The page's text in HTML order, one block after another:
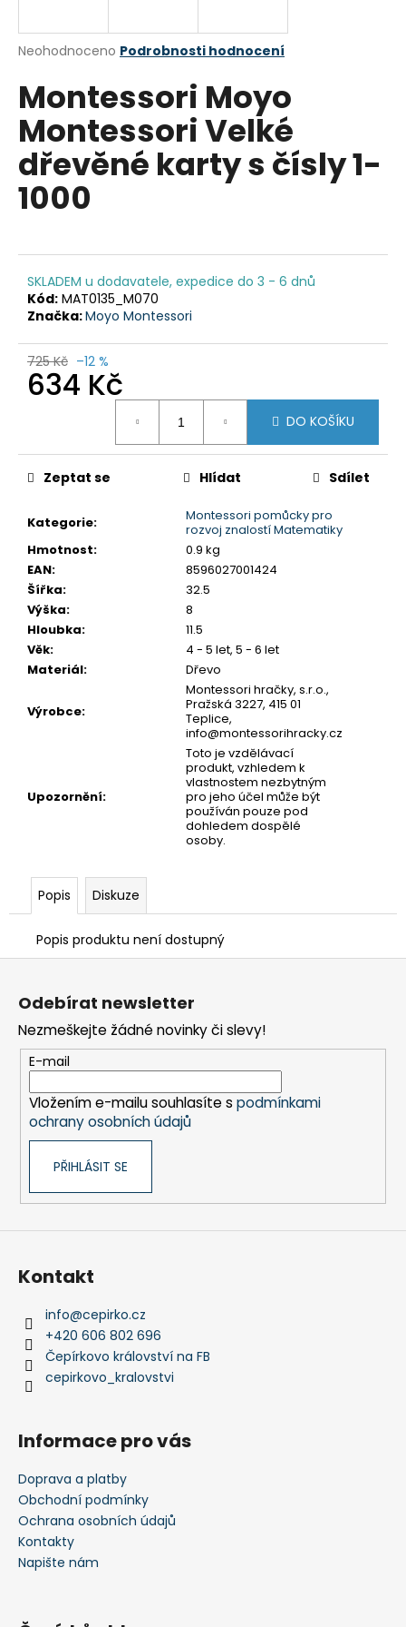
Průměrné
produktu
je
0,0
5
hvězdiček.
Neohodnoceno Podrobnosti hodnocení
Montessori Moyo
Montessori Velké
dřevěné karty s čísly 1-
1000
SKLADEM u dodavatele, expedice do 3 - 6 dnů
Kód: MAT0135_M070
Značka:Moyo Montessori
725 Kč –12 %
634 Kč
DO KOŠÍKU
Kategorie:
Montessori pomůcky pro
rozvoj znalostí Matematiky
Hmotnost:
0.9 kg
EAN:
8596027001424
Šířka:
32.5
Výška:
8
Hloubka:
11.5
Věk:
4 - 5 let, 5 - 6 let
Materiál: Dřevo
Výrobce:
Montessori hračky, s.r.o.,
Pražská 3227, 415 01
Teplice,
info@montessorihracky.cz
Upozornění:
Toto je vzdělávací
produkt, vzhledem k
vlastnostem nezbytným
pro jeho účel může být
používán pouze pod
dohledem dospělé
osoby.
Zeptat se Hlídat Sdílet
Popis Diskuze
Popis produktu není dostupný
j
t
?
D
o
o
u
j
e
m
MONTESSORI
DRŽÁK
NA
TŘI
TUŽKY
72
Kč
Z
Odebírat newsletter
Nezmeškejte žádné novinky či slevy!
E-mail
Vložením e-mailu souhlasíte s podmínkami
ochrany osobních údajů
PŘIHLÁSIT SE
Kontakt
info@cepirko.cz
+420 606 802 696
Čepírkovo království na FB
cepirkovo_kralovstvi
Informace pro vás
Doprava a platby
Obchodní podmínky
Ochrana osobních údajů
Kontakty
Napište nám